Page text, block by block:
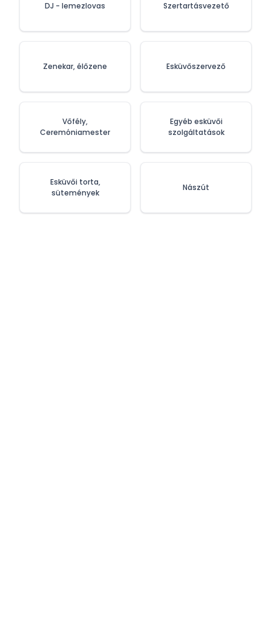
DJ - lemezlovas
Zenekar, élőzene
Vőfély,
Ceremóniamester
Esküvői torta,
sütemények
Szertartásvezető
Esküvőszervező
Egyéb esküvői
szolgáltatások
Nászút